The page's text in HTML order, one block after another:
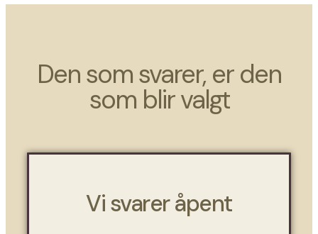
Den som svarer, er den
som blir valgt
Vi svarer åpent